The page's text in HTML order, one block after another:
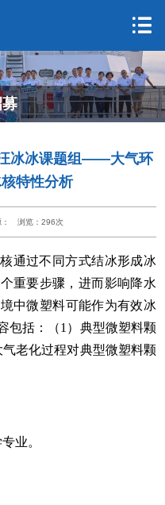
汪冰冰课题组——大气环
特性分析
浏览： 296次
通过不同方式结冰形成冰
重要步骤，进而影响降水
中微塑料可能作为有效冰
包括：（1）典型微塑料颗
气老化过程对典型微塑料颗
业。